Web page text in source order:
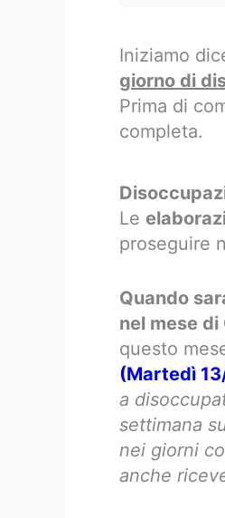
Iniziamo
giorno di
Prima di
completa.
Le
proseguire
Quando
nel mese
questo
(Martedì
a
settimana
nei giorni
anche